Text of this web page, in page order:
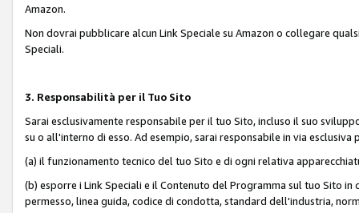
Amazon.
Non dovrai pubblicare alcun Link Speciale su Amazon o collegare
Speciali.
3. Responsabilità per il Tuo Sito
Sarai esclusivamente responsabile per il tuo Sito, incluso il suo
su o all'interno di esso. Ad esempio, sarai responsabile in via esclusiva
(a) il funzionamento tecnico del tuo Sito e di ogni relativa
(b) esporre i Link Speciali e il Contenuto del Programma sul tuo Sito in
permesso, linea guida, codice di condotta, standard dell'industria,